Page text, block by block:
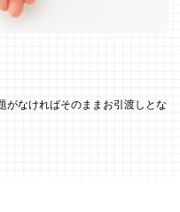
がなければそのままお引渡しとな